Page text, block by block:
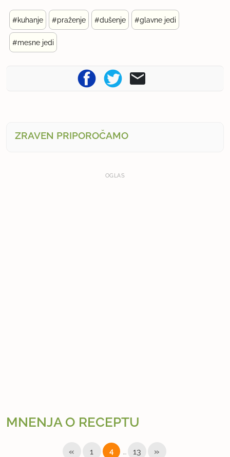
#kuhanje #praženje #dušenje #glavne jedi
#mesne jedi
ZRAVEN PRIPOROČAMO
OGLAS
MNENJA O RECEPTU
« 1 4 … 13 »